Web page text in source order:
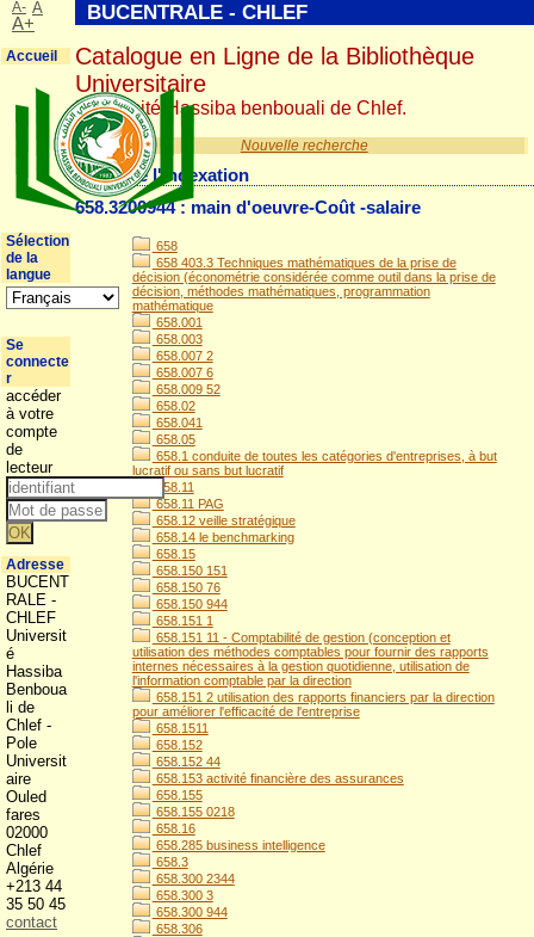
Nouvelle recherche
Détail de l'indexation
658.3200944 : main d'oeuvre-Coût -salaire
658
658 403.3 Techniques mathématiques de la prise de
décision (économétrie considérée comme outil dans la prise de
décision, méthodes mathématiques, programmation
mathématique
658.001
658.003
658.007 2
658.007 6
658.009 52
658.02
658.041
658.05
658.1 conduite de toutes les catégories d'entreprises, à but
lucratif ou sans but lucratif
658.11
658.11 PAG
658.12 veille stratégique
658.14 le benchmarking
658.15
658.150 151
658.150 76
658.150 944
658.151 1
658.151 11 - Comptabilité de gestion (conception et
utilisation des méthodes comptables pour fournir des rapports
internes nécessaires à la gestion quotidienne, utilisation de
l'information comptable par la direction
658.151 2 utilisation des rapports financiers par la direction
pour améliorer l'efficacité de l'entreprise
658.1511
658.152
658.152 44
658.153 activité financière des assurances
658.155
658.155 0218
658.16
658.285 business intelligence
658.3
658.300 2344
658.300 3
658.300 944
658.306
BUCENTRALE - CHLEF
Catalogue en Ligne de la Bibliothèque
Universitaire
Université Hassiba benbouali de Chlef.
A- A
A+
Accueil
Sélection
de la
langue
Se
connecte
r
accéder
à votre
compte
de
lecteur
Adresse
BUCENT
RALE -
CHLEF
Universit
é
Hassiba
Benboua
li de
Chlef -
Pole
Universit
aire
Ouled
fares
02000
Chlef
Algérie
+213 44
35 50 45
contact